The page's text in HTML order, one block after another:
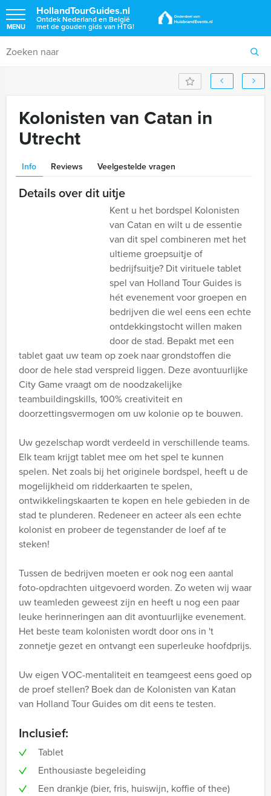
HollandTourGuides.nl
Ontdek Nederland en België
met de gouden gids van HTG!
MENU
Kolonisten van Catan in
Utrecht
Info Reviews Veelgestelde vragen
Details over dit uitje
Kent u het bordspel Kolonisten
van Catan en wilt u de essentie
van dit spel combineren met het
ultieme groepsuitje of
bedrijfsuitje? Dit virituele tablet
spel van Holland Tour Guides is
hét evenement voor groepen en
bedrijven die wel eens een echte
ontdekkingstocht willen maken
door de stad. Bepakt met een
tablet gaat uw team op zoek naar grondstoffen die
door de hele stad verspreid liggen. Deze avontuurlijke
City Game vraagt om de noodzakelijke
teambuildingskills, 100% creativiteit en
doorzettingsvermogen om uw kolonie op te bouwen.
Uw gezelschap wordt verdeeld in verschillende teams.
Elk team krijgt tablet mee om het spel te kunnen
spelen. Net zoals bij het originele bordspel, heeft u de
mogelijkheid om ridderkaarten te spelen,
ontwikkelingskaarten te kopen en hele gebieden in de
stad te plunderen. Redeneer en acteer als een echte
kolonist en probeer de tegenstander de loef af te
steken!
Tussen de bedrijven moeten er ook nog een aantal
foto-opdrachten uitgevoerd worden. Zo weten wij waar
uw teamleden geweest zijn en heeft u nog een paar
leuke herinneringen aan dit avontuurlijke evenement.
Het beste team kolonisten wordt door ons in 't
zonnetje gezet en ontvangt een superleuke hoofdprijs.
Uw eigen VOC-mentaliteit en teamgeest eens goed op
de proef stellen? Boek dan de Kolonisten van Katan
van Holland Tour Guides om dit eens te testen.
Inclusief:
Tablet
Enthousiaste begeleiding
Een drankje (bier, fris, huiswijn, koffie of thee)